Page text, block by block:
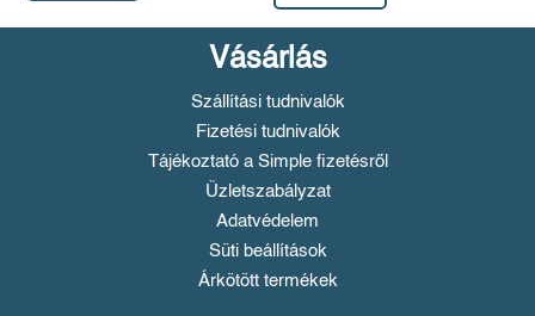
Vásárlás
Szállítási tudnivalók
Fizetési tudnivalók
Tájékoztató a Simple fizetésről
Üzletszabályzat
Adatvédelem
Süti beállítások
Árkötött termékek